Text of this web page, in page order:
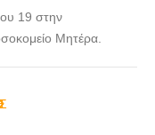
19 στην
Μητέρα.